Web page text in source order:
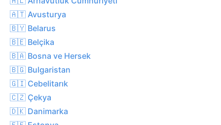
🇦🇹 Avusturya
🇧🇾 Belarus
🇧🇪 Belçika
🇧🇦 Bosna ve Hersek
🇧🇬 Bulgaristan
🇬🇮 Cebelitarık
🇨🇿 Çekya
🇩🇰 Danimarka